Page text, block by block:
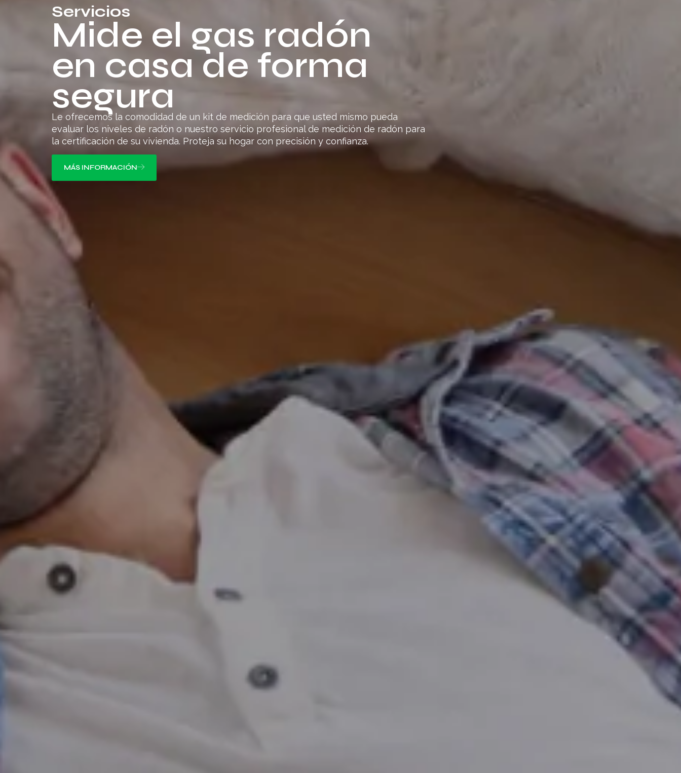
Servicios
Mide el gas radón
en casa de forma
segura
Le ofrecemos la comodidad de un kit de medición para que usted mismo pueda
evaluar los niveles de radón o nuestro servicio profesional de medición de radón para
la certificación de su vivienda. Proteja su hogar con precisión y confianza.
MÁS INFORMACIÓN